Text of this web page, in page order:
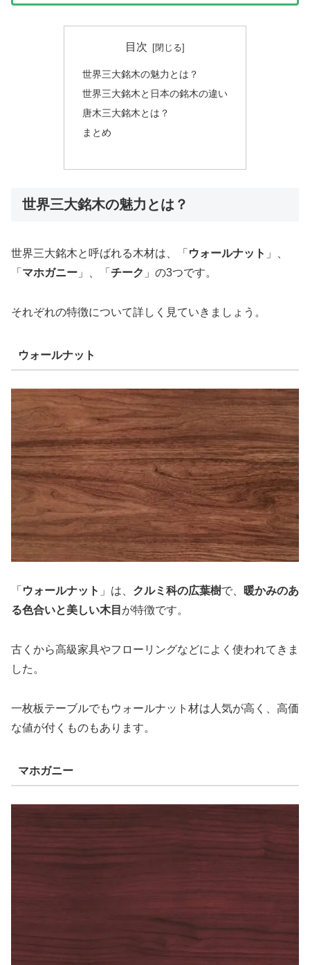
目次
世界三大銘木の魅力とは？
世界三大銘木と日本の銘木の違い
唐木三大銘木とは？
まとめ
世界三大銘木の魅力とは？
世界三大銘木と呼ばれる木材は、「 ウォールナット 」、
「 マホガニー 」、「 チーク 」の3つです。
それぞれの特徴について詳しく見ていきましょう。
ウォールナット
「 ウォールナット 」は、 クルミ科の広葉樹で、
暖かみのあ
る色合いと美しい木目 が特徴です。
古くから高級家具やフローリングなどによく使われてきま
した。
一枚板テーブルでもウォールナット材は人気が高く、高価
な値が付くものもあります。
マホガニー